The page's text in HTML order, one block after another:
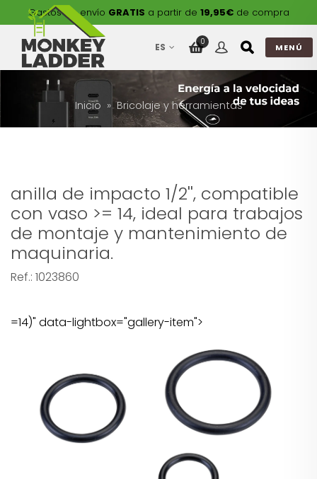
Gastos de envío GRATIS a partir de 19,95€de compra
ES 0
MENÚ
Inicio Bricolaje y herramientas
anilla de impacto 1/2'', compatible
con vaso >= 14, ideal para trabajos
de montaje y mantenimiento de
maquinaria.
Ref.: 1023860
=14)" data-lightbox="gallery-item">